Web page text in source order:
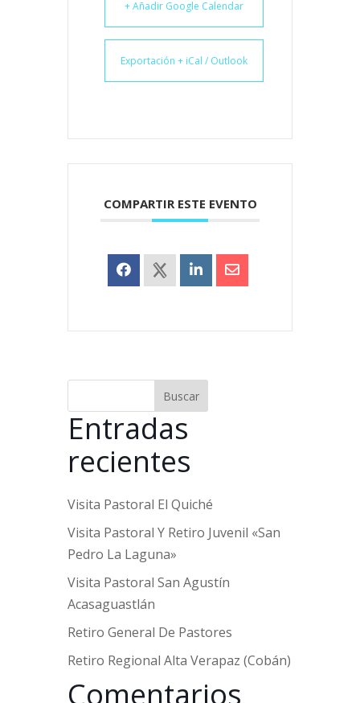
+ Añadir Google Calendar
Exportación + iCal / Outlook
COMPARTIR ESTE EVENTO
Buscar
Entradas
recientes
Visita Pastoral El Quiché
Visita Pastoral Y Retiro Juvenil «San
Pedro La Laguna»
Visita Pastoral San Agustín
Acasaguastlán
Retiro General De Pastores
Retiro Regional Alta Verapaz (Cobán)
Comentarios